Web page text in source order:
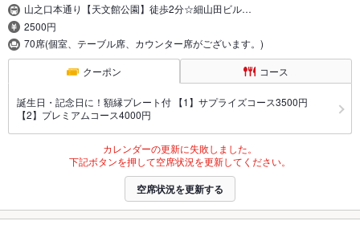
山之口本通り【天文館公園】徒歩2分☆細山田ビル…
2500円
70席(個室、テーブル席、カウンター席がございます。)
クーポン コース
誕生日・記念日に！額縁プレート付 【1】サプライズコース3500円
【2】プレミアムコース4000円
カレンダーの更新に失敗しました。
下記ボタンを押して空席状況を更新してください。
空席状況を更新する